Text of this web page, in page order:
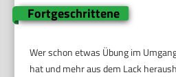
Fortgeschrittene
Wer schon etwas Übung im
hat und mehr aus dem Lack